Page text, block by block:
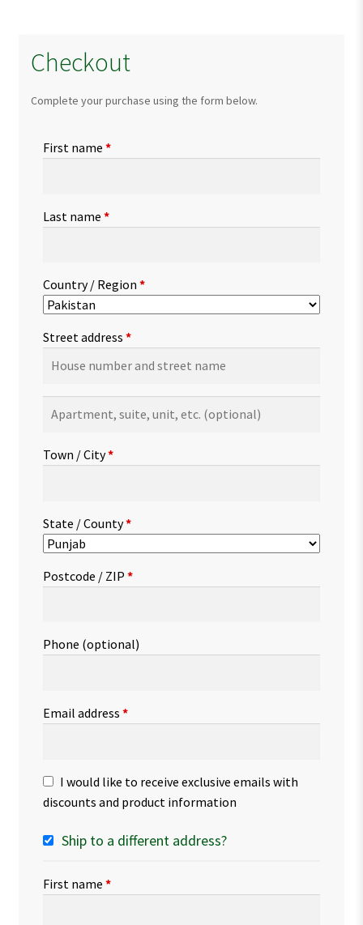
Checkout
Complete your purchase using the form below.
First name *
Last name *
Country / Region *
Street address *
suite,
etc.(optional)
Town / City*
State / County*
Postcode / ZIP *
Phone (optional)
Email address *
I would like to receive exclusive emails with
discounts and product information
Ship to a different address?
First name *